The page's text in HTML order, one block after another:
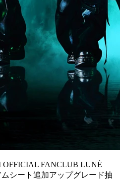
OFFICIAL FANCLUB LUNÉ
シート追加アップグレード抽